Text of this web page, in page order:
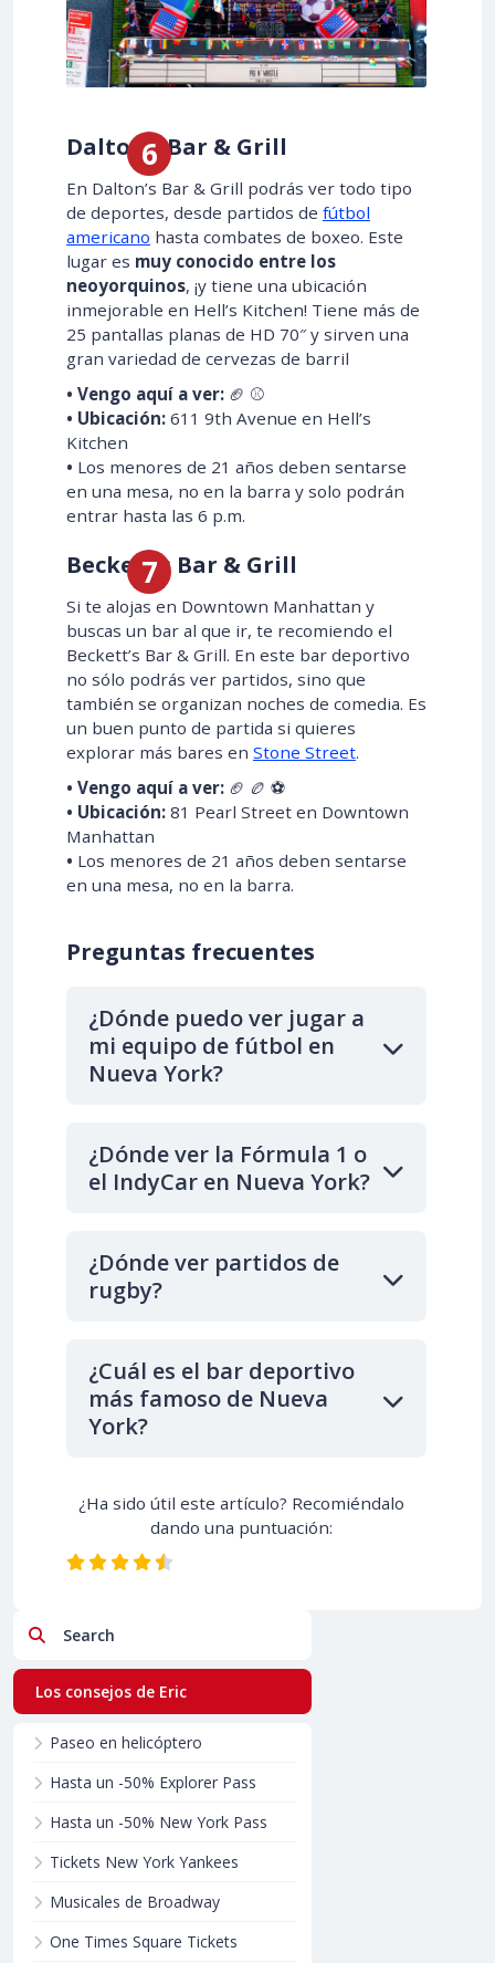
Dalton’s Bar & Grill
En Dalton’s Bar & Grill podrás ver todo tipo
de deportes, desde partidos de fútbol
americano hasta combates de boxeo. Este
lugar es muy conocido entre los
neoyorquinos, ¡y tiene una ubicación
inmejorable en Hell’s Kitchen! Tiene más de
25 pantallas planas de HD 70″ y sirven una
gran variedad de cervezas de barril
• Vengo aquí a ver: 🏈 ⚾
• Ubicación: 611 9th Avenue en Hell’s
Kitchen
• Los menores de 21 años deben sentarse
en una mesa, no en la barra y solo podrán
entrar hasta las 6 p.m.
Beckett’s Bar & Grill
Si te alojas en Downtown Manhattan y
buscas un bar al que ir, te recomiendo el
Beckett’s Bar & Grill. En este bar deportivo
no sólo podrás ver partidos, sino que
también se organizan noches de comedia. Es
un buen punto de partida si quieres
explorar más bares en Stone Street.
• Vengo aquí a ver: 🏈 🏉 ⚽
• Ubicación: 81 Pearl Street en Downtown
Manhattan
• Los menores de 21 años deben sentarse
en una mesa, no en la barra.
Preguntas frecuentes
¿Dónde puedo ver jugar a
mi equipo de fútbol en
Nueva York?
¿Dónde ver la Fórmula 1 o
el IndyCar en Nueva York?
¿Dónde ver partidos de
rugby?
¿Cuál es el bar deportivo
más famoso de Nueva
York?
¿Ha sido útil este artículo? Recomiéndalo
dando una puntuación:
Search
Los consejos de Eric
Paseo en helicóptero
Hasta un -50% Explorer Pass
Hasta un -50% New York Pass
Tickets New York Yankees
Musicales de Broadway
One Times Square Tickets